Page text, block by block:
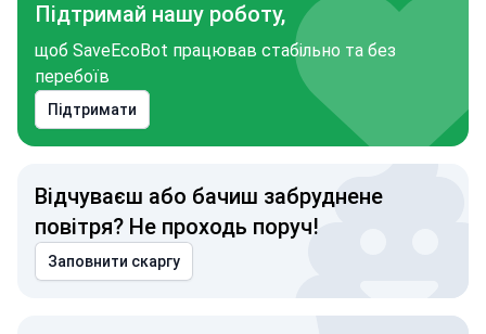
Підтримай нашу роботу,
щоб SaveEcoBot працював стабільно та без
перебоїв
Підтримати
Відчуваєш або бачиш забруднене
повітря? Не проходь поруч!
Заповнити скаргу